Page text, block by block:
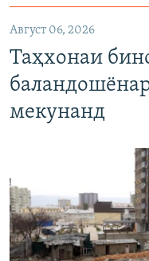
Август 06, 2026
Таҳхонаи
мекунанд